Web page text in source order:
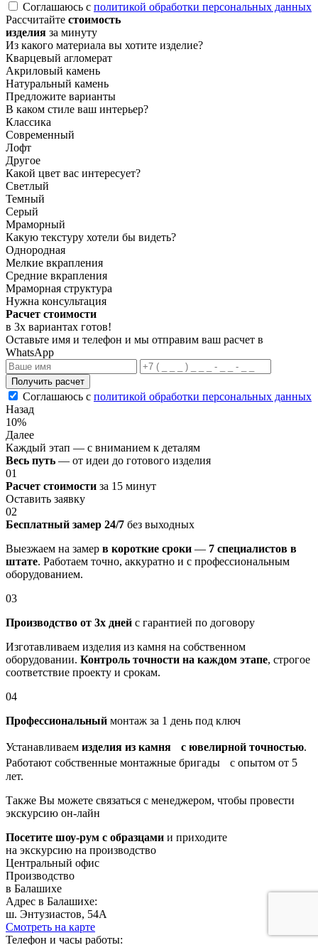
Соглашаюсь с политикой обработки персональных данных
Рассчитайте стоимость
изделия за минуту
Из какого материала вы хотите изделие?
Кварцевый агломерат
Акриловый камень
Натуральный камень
Предложите варианты
В каком стиле ваш интерьер?
Классика
Современный
Лофт
Другое
Какой цвет вас интересует?
Светлый
Темный
Серый
Мраморный
Какую текстуру хотели бы видеть?
Однородная
Мелкие вкрапления
Средние вкрапления
Мраморная структура
Нужна консультация
Расчет стоимости
в 3х вариантах готов!
Оставьте имя и телефон и мы отправим ваш расчет в
WhatsApp
Получить расчет
Соглашаюсь с политикой обработки персональных данных
Назад
10%
Далее
Каждый этап — с вниманием к деталям
Весь путь — от идеи до готового изделия
01
Расчет стоимости за 15 минут
Оставить заявку
02
Бесплатный замер 24/7 без выходных
Выезжаем на замер в короткие сроки — 7 специалистов в
штате. Работаем точно, аккуратно и с профессиональным
оборудованием.
03
Производство от 3х дней с гарантией по договору
Изготавливаем изделия из камня на собственном
оборудовании. Контроль точности на каждом этапе, строгое
соответствие проекту и срокам.
04
Профессиональный монтаж за 1 день под ключ
Устанавливаем изделия из камня с ювелирной точностью.
Работают собственные монтажные бригады с опытом от 5
лет.
Также Вы можете связаться с менеджером, чтобы провести
экскурсию он-лайн
Посетите шоу-рум с образцами и приходите
на экскурсию на производство
Центральный офис
Производство
в Балашихе
Адрес в Балашихе:
ш. Энтузиастов, 54А
Смотреть на карте
Телефон и часы работы: